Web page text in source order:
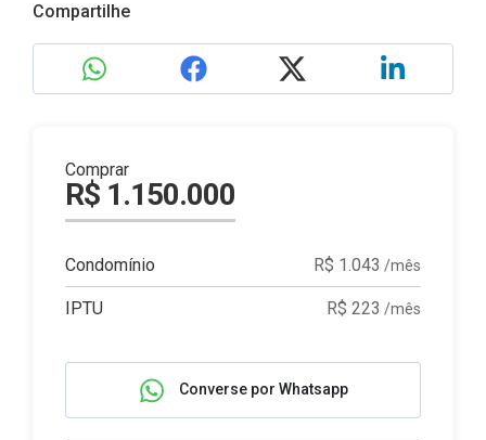
Compartilhe
Comprar
R$ 1.150.000
Condomínio R$ 1.043 /mês
IPTU R$ 223 /mês
Converse por Whatsapp